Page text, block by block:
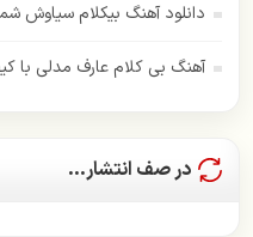
ساسی مانکن
سالار عقیلی
دانلود آهنگ بیکلام سیاوش شمس
آهنگ بی کلام عارف مدلی با
در صف انتشار...